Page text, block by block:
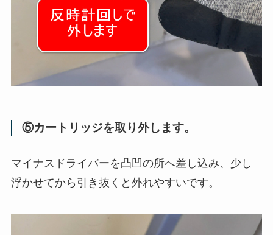
⑤カートリッジを取り外します。
マイナスドライバーを凸凹の所へ差し込み、少し
浮かせてから引き抜くと外れやすいです。